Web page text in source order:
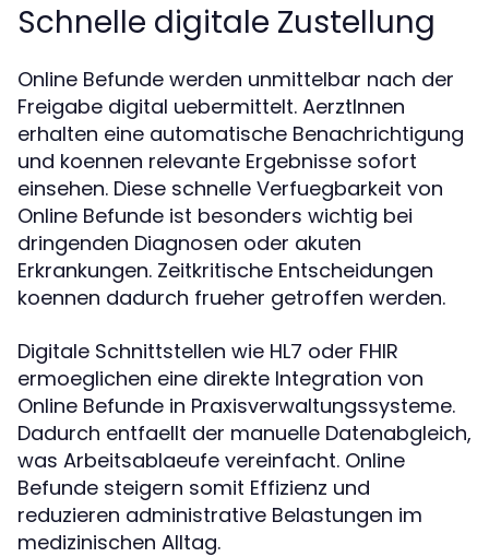
Schnelle digitale Zustellung
Online Befunde werden unmittelbar nach der
Freigabe digital uebermittelt. AerztInnen
erhalten eine automatische Benachrichtigung
und koennen relevante Ergebnisse sofort
einsehen. Diese schnelle Verfuegbarkeit von
Online Befunde ist besonders wichtig bei
dringenden Diagnosen oder akuten
Erkrankungen. Zeitkritische Entscheidungen
koennen dadurch frueher getroffen werden.
Digitale Schnittstellen wie HL7 oder FHIR
ermoeglichen eine direkte Integration von
Online Befunde in Praxisverwaltungssysteme.
Dadurch entfaellt der manuelle Datenabgleich,
was Arbeitsablaeufe vereinfacht. Online
Befunde steigern somit Effizienz und
reduzieren administrative Belastungen im
medizinischen Alltag.